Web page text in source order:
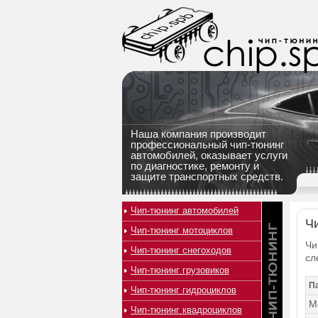
Наша компания производит
профессиональный чип-тюнинг
автомобилей, оказывает услуги
по диагностике, ремонту и
защите транспортных средств.
Чип-тюнинг автомобилей
Чип-тюнинг мотоциклов
Чип-тюнинг снегоходов
Чип-тюнинг грузовиков
Чип-тюнинг гидроциклов
Чип-тюнинг квадроциклов